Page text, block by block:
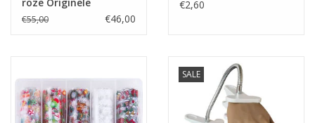
€55,00 €46,00
€2,60
SALE